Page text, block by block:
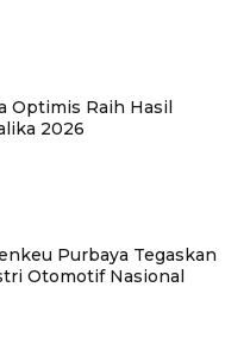
Optimis Raih Hasil
2026
Purbaya Tegaskan
Otomotif Nasional